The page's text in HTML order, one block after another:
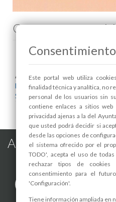
Comenta esta
Areas relacionadas:
Deportes
Seguridad Ciudadana y Tráfico
Alhama de Murcia
Este portal web utiliza
finalidad técnica y analítica, no
personal de los usuarios sin
contiene enlaces a sitios
privacidad ajenas a la del
que usted podrá decidir si
desde las opciones de
el sistema ofrecido por el
TODO', acepta el uso de
rechazar tipos de cookies
consentimiento para el
'Configuración'.
Tiene información ampliada en